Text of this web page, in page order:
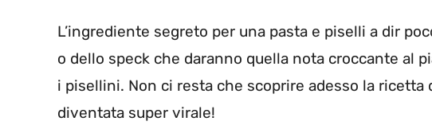
L’ingrediente segreto per una pasta e piselli a dir
o dello speck che daranno quella nota croccante al
i pisellini. Non ci resta che scoprire adesso la ricetta
diventata super virale!